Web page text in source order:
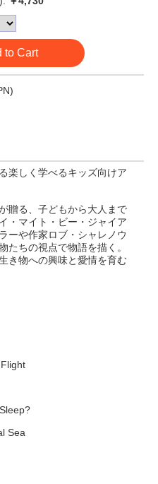
to Cart
楽しく学べるキッズ向けア
贈る、子どもから大人まで
・マイト・ビー・ジャイア
ーや作家ロブ・シャレノウ
たちの視点で物語を描く。
き物への興味と愛情を育む
Sea